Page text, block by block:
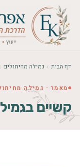
דף הבית גמילה מחיתולים
מאמר · גמילה
קשיים